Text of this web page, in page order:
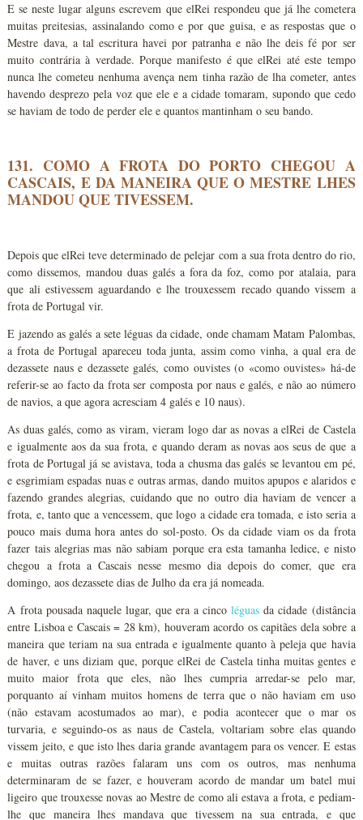
E se neste lugar alguns escrevem que elRei respondeu que já lhe cometera
muitas preitesias, assinalando como e por que guisa, e as respostas que o
Mestre dava, a tal escritura havei por patranha e não lhe deis fé por ser
muito contrária à verdade. Porque manifesto é que elRei até este tempo
nunca lhe cometeu nenhuma avença nem tinha razão de lha cometer, antes
havendo desprezo pela voz que ele e a cidade tomaram, supondo que cedo
se haviam de todo de perder ele e quantos mantinham o seu bando.
131. COMO A FROTA DO PORTO CHEGOU A
CASCAIS, E DA MANEIRA QUE O MESTRE LHES
MANDOU QUE TIVESSEM.
Depois que elRei teve determinado de pelejar com a sua frota dentro do rio,
como dissemos, mandou duas galés a fora da foz, como por atalaia, para
que ali estivessem aguardando e lhe trouxessem recado quando vissem a
frota de Portugal vir.
E jazendo as galés a sete léguas da cidade, onde chamam Matam Palombas,
a frota de Portugal apareceu toda junta, assim como vinha, a qual era de
dezassete naus e dezassete galés, como ouvistes (o «como ouvistes» há-de
referir-se ao facto da frota ser composta por naus e galés, e não ao número
de navios, a que agora acresciam 4 galés e 10 naus).
As duas galés, como as viram, vieram logo dar as novas a elRei de Castela
e igualmente aos da sua frota, e quando deram as novas aos seus de que a
frota de Portugal já se avistava, toda a chusma das galés se levantou em pé,
e esgrimiam espadas nuas e outras armas, dando muitos apupos e alaridos e
fazendo grandes alegrias, cuidando que no outro dia haviam de vencer a
frota, e, tanto que a vencessem, que logo a cidade era tomada, e isto seria a
pouco mais duma hora antes do sol-posto. Os da cidade viam os da frota
fazer tais alegrias mas não sabiam porque era esta tamanha ledice, e nisto
chegou a frota a Cascais nesse mesmo dia depois do comer, que era
domingo, aos dezassete dias de Julho da era já nomeada.
A frota pousada naquele lugar, que era a cincoléguas da cidade (distância
entre Lisboa e Cascais = 28 km), houveram acordo os capitães dela sobre a
maneira que teriam na sua entrada e igualmente quanto à peleja que havia
de haver, e uns diziam que, porque elRei de Castela tinha muitas gentes e
muito maior frota que eles, não lhes cumpria arredar-se pelo mar,
porquanto aí vinham muitos homens de terra que o não haviam em uso
(não estavam acostumados ao mar), e podia acontecer que o mar os
turvaria, e seguindo-os as naus de Castela, voltariam sobre elas quando
vissem jeito, e que isto lhes daria grande avantagem para os vencer. E estas
e muitas outras razões falaram uns com os outros, mas nenhuma
determinaram de se fazer, e houveram acordo de mandar um batel mui
ligeiro que trouxesse novas ao Mestre de como ali estava a frota, e pediam-
lhe que maneira lhes mandava que tivessem na sua entrada, e que